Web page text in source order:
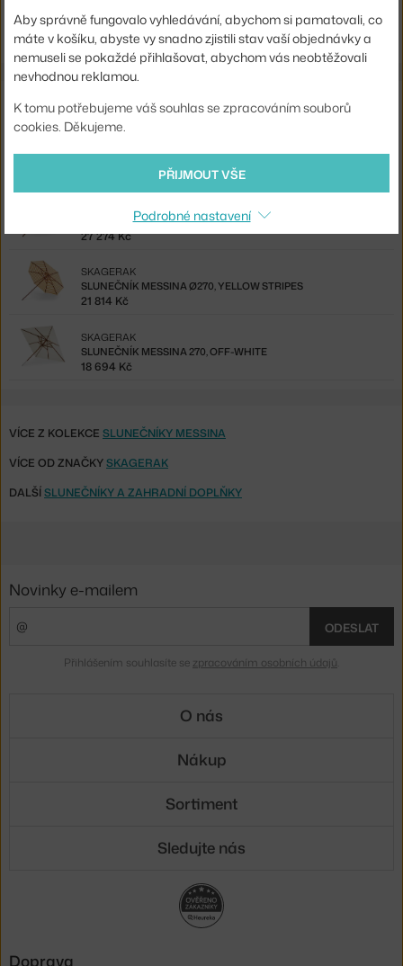
Shopping from the EU? Switch toUmbrella Cover 330
Ze stejné kolekce
SLUNEČNÍK MESSINA Ø300, APRICOT / GREEN STRIPE
SLUNEČNÍK MESSINA Ø300, LEMON / SAND STRIPE
27 274 Kč
SLUNEČNÍK MESSINA Ø270, YELLOW STRIPES
SKAGERAK
21 814 Kč
SLUNEČNÍK MESSINA 270, OFF-WHITE
SKAGERAK
18 694 Kč
VÍCE Z KOLEKCE SLUNEČNÍKY MESSINA
VÍCE OD ZNAČKYSKAGERAK
DALŠÍSLUNEČNÍKY A ZAHRADNÍ DOPLŇKY
Aby správně fungovalo vyhledávání, abychom si pamatovali, co
máte v košíku, abyste vy snadno zjistili stav vaší objednávky a
nemuseli se pokaždé přihlašovat, abychom vás neobtěžovali
nevhodnou reklamou.
K tomu potřebujeme váš souhlas se zpracováním souborů
cookies. Děkujeme.
PŘIJMOUT VŠE
Podrobné nastavení
Novinky e-mailem
ODESLAT
Přihlášením souhlasíte se zpracováním osobních údajů
O nás
Nákup
Sortiment
Sledujte nás
Doprava